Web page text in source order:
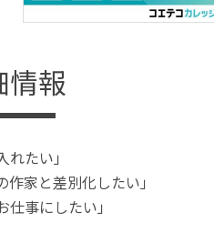
情報
たい」
家と差別化したい」
事にしたい」